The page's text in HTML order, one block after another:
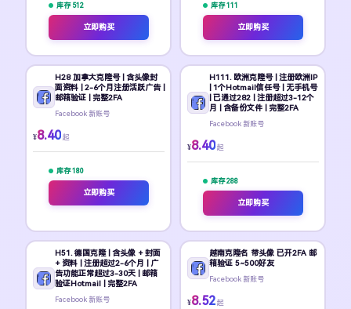
库存 512
立即购买
库存 111
立即购买
H28 加拿大克隆号 | 含头像封
面资料 | 2-6个月注册活跃广告 |
邮箱验证 | 完整2FA
Facebook 新账号
¥8.40 起
库存 180
立即购买
H111. 欧洲克隆号 | 注册欧洲IP
| 1个Hotmail信任号 | 无手机号
| 已通过282 | 注册超过3-12个
月 | 含备份文件 | 完整2FA
Facebook 新账号
¥8.40 起
库存 288
立即购买
H51. 德国克隆 | 含头像 + 封面
+ 资料 | 注册超过2-6个月 | 广
告功能正常超过3-30天 | 邮箱
验证Hotmail | 完整2FA
Facebook 新账号
越南克隆名 带头像 已开2FA 邮
箱验证 5~500好友
Facebook 新账号
¥8.52 起